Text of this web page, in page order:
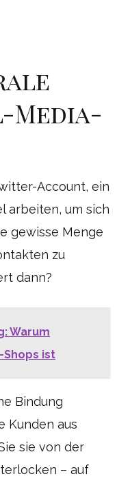
Account, ein
arbeiten, um sich
gewisse Menge
zu
dann?
Warum
ist
Bindung
Kunden aus
sie von der
– auf